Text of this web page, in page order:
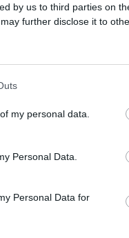
by us to third parties on
further disclose it to
my personal data.
Personal Data.
Personal Data for
Macieja
lat
i Telewizji oraz
służb związane są z